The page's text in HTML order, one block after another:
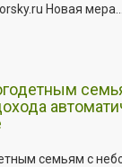
Новая мера...
семьям с